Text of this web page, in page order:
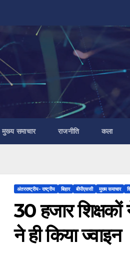
मुख्य समाचार राजनीति कला
अंतरराष्ट्रीय- राष्ट्रीय बिहार बीपीएससी मुख्य समाचार
30 हजार
ने ही किया ज्वाइन